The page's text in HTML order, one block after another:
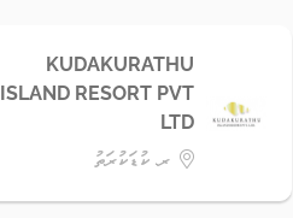
KUDAKURATHU
ISLAND RESORT PVT
LTD
ރ. ކުޑަކުރަތު